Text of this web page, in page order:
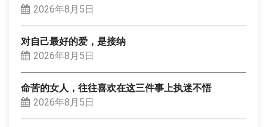
2026年8月5日
对自己最好的爱，是接纳
2026年8月5日
命苦的女人，往往喜欢在这三件事上执迷不悟
2026年8月5日